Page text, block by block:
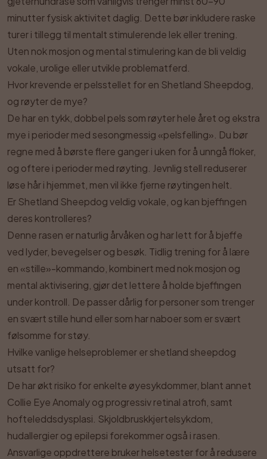
minutter fysisk aktivitet daglig. Dette bør inkludere raske
turer i tillegg til mentalt stimulerende lek eller trening.
Uten nok mosjon og mental stimulering kan de bli veldig
vokale, urolige eller utvikle problematferd.
Hvor krevende er pelsstellet for en Shetland Sheepdog,
og røyter de mye?
De har en tykk, dobbel pels som røyter hele året og ekstra
mye i perioder med sesongmessig «pelsfelling». Du bør
regne med å børste flere ganger i uken for å unngå floker,
og oftere i perioder med røyting. Jevnlig stell reduserer
løse hår i hjemmet, men vil ikke fjerne røytingen helt.
Er Shetland Sheepdog veldig vokale, og kan bjeffingen
deres kontrolleres?
Denne rasen er naturlig årvåken og har lett for å bjeffe
ved lyder, bevegelser og besøk. Tidlig trening for å lære
en «stille»-kommando, kombinert med nok mosjon og
mental aktivisering, gjør det lettere å holde bjeffingen
under kontroll. De passer dårlig for personer som trenger
en svært stille hund eller som har naboer som er svært
følsomme for støy.
Hvilke vanlige helseproblemer er shetland sheepdog
utsatt for?
De har økt risiko for enkelte øyesykdommer, blant annet
Collie Eye Anomaly og progressiv retinal atrofi, samt
hofteleddsdysplasi. Skjoldbruskkjertelsykdom,
hudallergier og epilepsi forekommer også i rasen.
Ansvarlige oppdrettere bruker helsetester for å redusere